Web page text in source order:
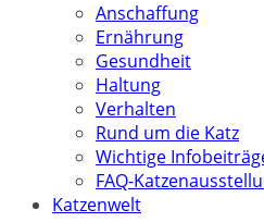
Anschaffung
Ernährung
Gesundheit
Haltung
Verhalten
Rund um die Katz
Wichtige
FAQ-
Katzenwelt